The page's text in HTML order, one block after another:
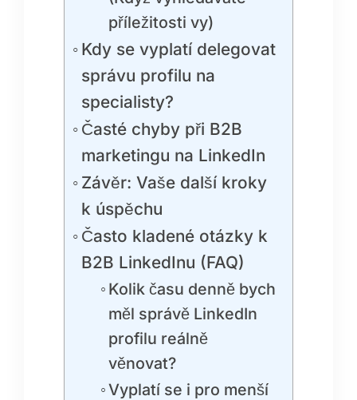
příležitosti vy)
Kdy se vyplatí delegovat
správu profilu na
specialisty?
Časté chyby při B2B
marketingu na LinkedIn
Závěr: Vaše další kroky
k úspěchu
Často kladené otázky k
B2B LinkedInu (FAQ)
Kolik času denně bych
měl správě LinkedIn
profilu reálně
věnovat?
Vyplatí se i pro menší